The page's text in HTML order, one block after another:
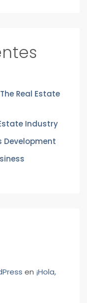
Real Estate
Industry
Development
en ¡Hola,